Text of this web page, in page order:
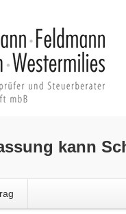
kann